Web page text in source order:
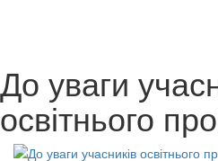
До уваги
освітнього